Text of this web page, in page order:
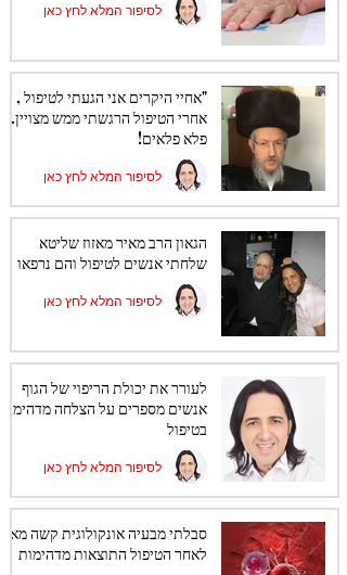
לסיפור המלא לחץ כאן
"אחיי היקרים אני הגעתי לטיפול ,
אחרי הטיפול הרגשתי ממש מצויין.
פלא פלאים!
לסיפור המלא לחץ כאן
הגאון הרב מאיר מאזוז שליטא
שלחתי אנשים לטיפול והם נרפאו
לסיפור המלא לחץ כאן
לעורר את יכולת הריפוי של הגוף
אנשים מספרים על הצלחה מדהימה
בטיפול
לסיפור המלא לחץ כאן
סבלתי מבעיה אונקולוגית קשה
לאחר הטיפול התוצאות מדהימות